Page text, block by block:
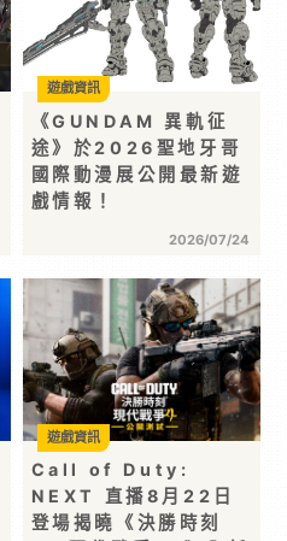
《GUNDAM 異軌征
途》於2026聖地牙哥
國際動漫展公開最新遊
戲情報！
2026/07/24
遊戲資訊
Call of Duty:
NEXT 直播8月22日
登場揭曉《決勝時刻
遊戲資訊